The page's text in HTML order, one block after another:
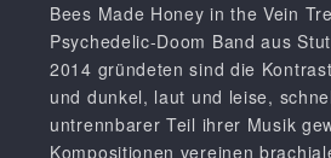
Bees Made Honey in the Vein
Psychedelic-Doom Band aus
2014 gründeten sind die
und dunkel, laut und leise,
untrennbarer Teil ihrer Musik
Kompositionen vereinen